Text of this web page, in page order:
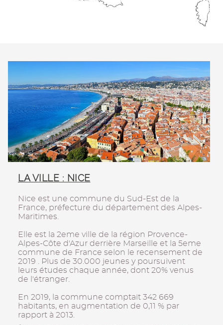
LA VILLE : NICE
Nice est une commune du Sud-Est de la
France, préfecture du département des Alpes-
Maritimes.
Elle est la 2eme ville de la région Provence-
Alpes-Côte d'Azur derrière Marseille et la 5eme
commune de France selon le recensement de
2019 . Plus de 30.000 jeunes y poursuivent
leurs études chaque année, dont 20% venus
de l'étranger.
En 2019, la commune comptait 342 669
habitants, en augmentation de 0,11 % par
rapport à 2013.